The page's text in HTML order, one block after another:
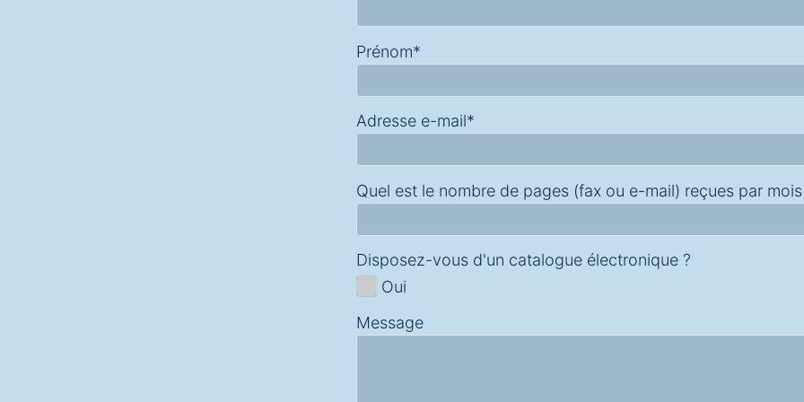
Prénom*
Adresse e-mail*
Quel est le nombre de pages (fax ou e-mail) reçues par
Disposez-vous d'un catalogue électronique ?
Oui
Message